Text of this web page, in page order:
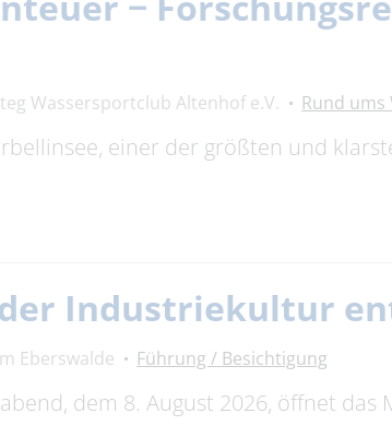
Wassersportclub Altenhof e.V. Rund ums
einer der größten und
Industriekultur
Eberswalde Führung / Besichtigung
dem 8. August 2026, öffnet das